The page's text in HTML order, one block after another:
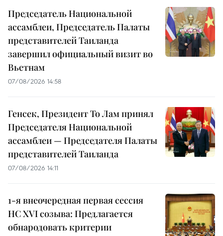
Председатель Национальной
ассамблеи, Председатель Палаты
представителей Таиланда
завершил официальный визит во
Вьетнам
07/08/2026 14:58
Генсек, Президент То Лам принял
Председателя Национальной
ассамблеи — Председателя Палаты
представителей Таиланда
07/08/2026 14:11
1-я внеочередная первая сессия
НС XVI созыва: Предлагается
обнародовать критерии